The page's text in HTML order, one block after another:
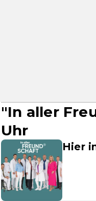
"In aller
Uhr
Hier